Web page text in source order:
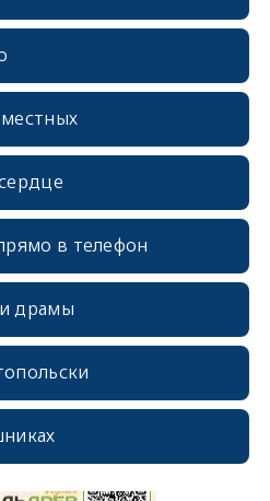
в телефон
драмы
erid: 2SDnjcrDNw6